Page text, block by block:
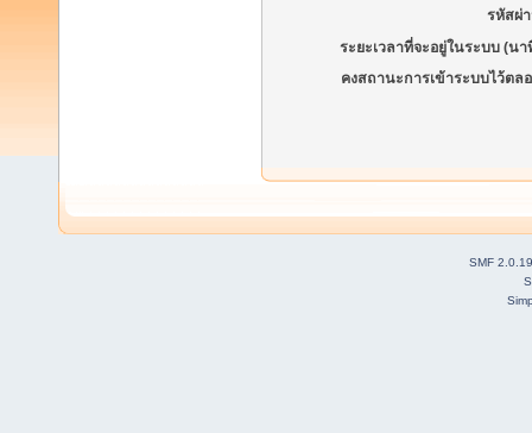
รหัสผ่
ระยะเวลาที่จะอยู่ในระบบ (นา
คงสถานะการเข้าระบบไว้ตล
SMF 2.0.19